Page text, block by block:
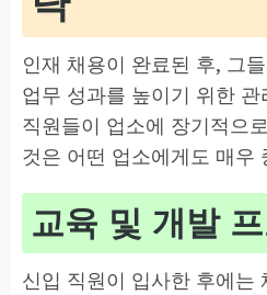
인재 채용이 완료된 후, 그
업무 성과를 높이기 위한
직원들이 업소에 장기적으
것은 어떤 업소에게도 매우
교육 및 개발
신입 직원이 입사한 후에는